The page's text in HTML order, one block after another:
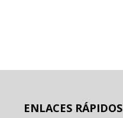
ENLACES RÁPIDOS